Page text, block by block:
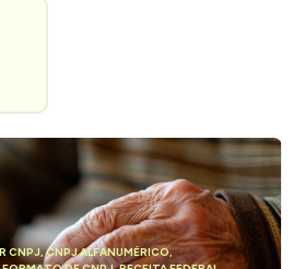
CNPJ,CNPJ ALFANUMÉRICO,